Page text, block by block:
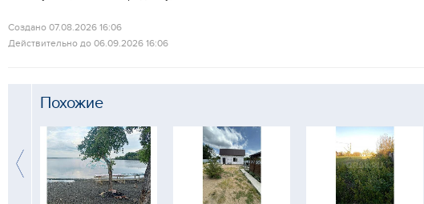
Создано 07.08.2026 16:06
Действительно до 06.09.2026 16:06
Похожие